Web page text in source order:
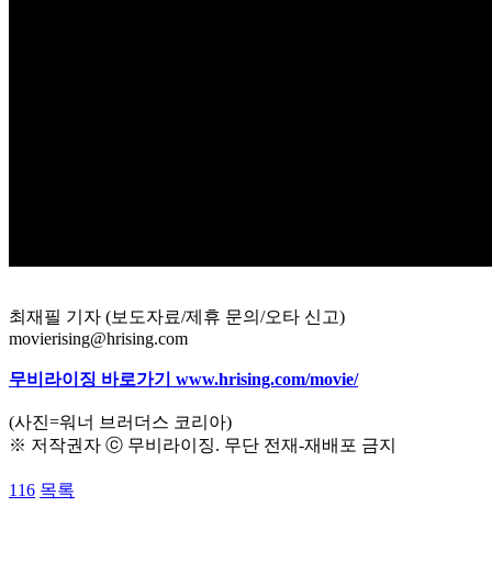
최재필 기자 (보도자료/제휴 문의/오타 신고)
movierising@hrising.com
무비라이징 바로가기 www.hrising.com/movie/
(사진=워너 브러더스 코리아)
※ 저작권자 ⓒ 무비라이징. 무단 전재-재배포 금지
116 목록